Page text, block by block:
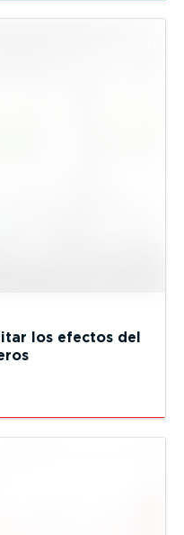
los efectos del